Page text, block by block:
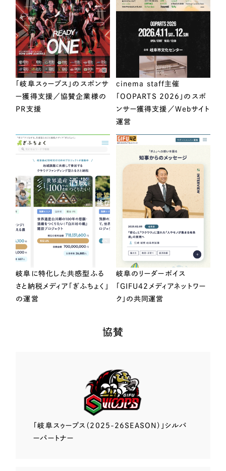
「岐阜スゥープス」のスポンサ
ー獲得支援／協賛企業様の
PR支援
cinema staff主催
「OOPARTS 2026」のスポ
ンサー獲得支援／Webサイト
運営
岐阜に特化した共感型ふる
さと納税メディア「ぎふちょく」
の運営
岐阜のリーダーボイス
「GIFU42メディアネットワー
ク」の共同運営
協賛
「岐阜スゥープス （2025-26SEASON）」 シルバ
ーパートナー